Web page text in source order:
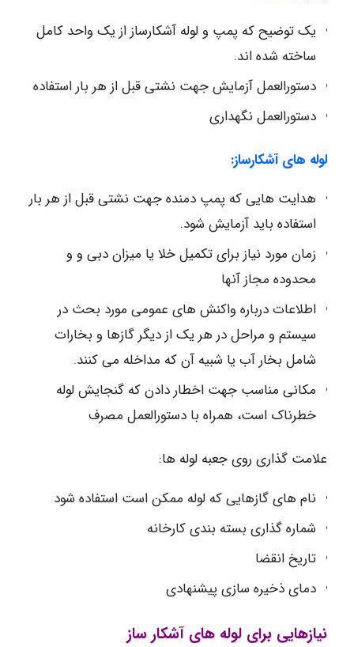
یک توضیح که پمپ و لوله آشکارساز از یک واحد کامل
ساخته شده اند.
دستورالعمل آزمایش جهت نشتی قبل از هر بار استفاده
دستورالعمل نگهداری
لوله های آشکارساز:
هدایت هایی که پمپ دمنده جهت نشتی قبل از هر بار
استفاده باید آزمایش شود.
زمان مورد نیاز برای تکمیل خلا یا میزان دبی و و
محدوده مجاز آنها
اطلاعات درباره واکنش های عمومی مورد بحث در
سیستم و مراحل در هر یک از دیگر گازها و بخارات
شامل بخار آب یا شبیه آن که مداخله می کنند.
مکانی مناسب جهت اخطار دادن که گنجایش لوله
خطرناک است، همراه با دستورالعمل مصرف
علامت گذاری روی جعبه لوله ها:
نام های گازهایی که لوله ممکن است استفاده شود
شماره گذاری بسته بندی کارخانه
تاریخ انقضا
دمای ذخیره سازی پیشنهادی
نیازهایی برای لوله های آشکار ساز